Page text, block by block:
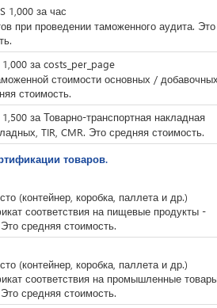
1,000 за час
при проведении таможенного аудита. Это
1,000 за costs_per_page
стоимости основных / добавочных
стоимость.
1,500 за Товарно-транспортная накладная
TIR, CMR. Это средняя стоимость.
товаров.
(контейнер, коробка, паллета и др.)
соответствия на пищевые продукты -
Это средняя стоимость.
(контейнер, коробка, паллета и др.)
соответствия на промышленные
Это средняя стоимость.